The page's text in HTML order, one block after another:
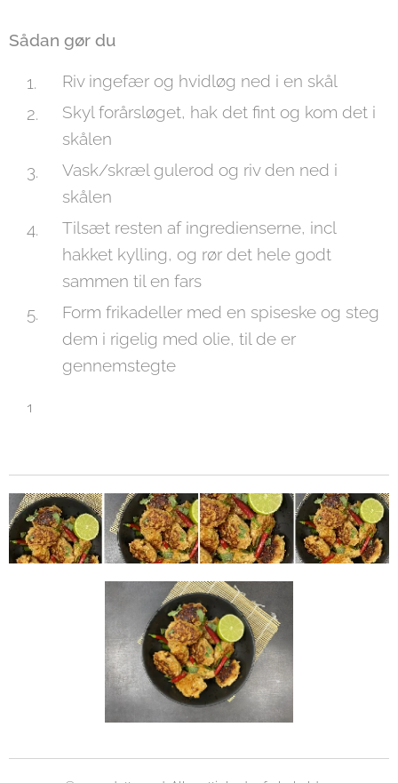
Sådan gør du
Riv ingefær og hvidløg ned i en skål
Skyl forårsløget, hak det fint og kom det i
skålen
Vask/skræl gulerod og riv den ned i
skålen
Tilsæt resten af ingredienserne, incl
hakket kylling, og rør det hele godt
sammen til en fars
Form frikadeller med en spiseske og steg
dem i rigelig med olie, til de er
gennemstegte